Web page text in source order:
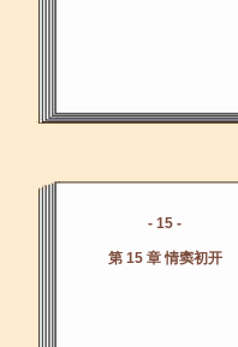
- 15 -
第 15 章 情窦初开